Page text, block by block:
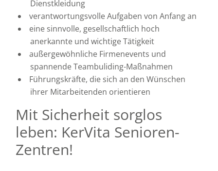
Dienstkleidung
verantwortungsvolle Aufgaben von Anfang an
eine sinnvolle, gesellschaftlich hoch
anerkannte und wichtige Tätigkeit
außergewöhnliche Firmenevents und
spannende Teambuliding-Maßnahmen
Führungskräfte, die sich an den Wünschen
ihrer Mitarbeitenden orientieren
Mit Sicherheit sorglos
leben: KerVita Senioren-
Zentren!